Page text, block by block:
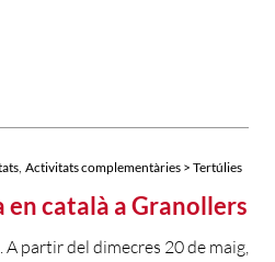
Activitats complementàries > Tertúlies
en català a Granollers
partir del dimecres 20 de maig,